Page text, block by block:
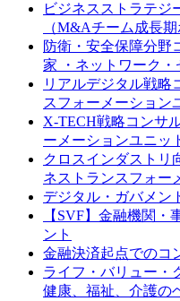
ビジネスストラテジ
（M&Aチーム成長期
防衛・安全保障分野
家 ・ネットワーク
リアルデジタル戦略
スフォーメーション
X-TECH戦略コンサ
ーメーションユニッ
クロスインダストリ
ネストランスフォー
デジタル・ガバメン
【SVF】金融機関
ント
金融決済起点でのコ
ライフ・バリュー・
健康、福祉、介護の